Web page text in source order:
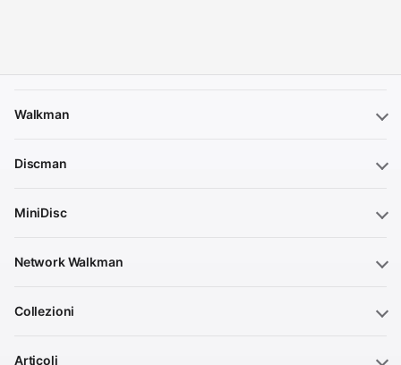
Walkman
Discman
MiniDisc
Network Walkman
Collezioni
Articoli